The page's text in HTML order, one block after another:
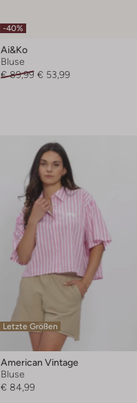
-40%
Ai&ko
Bluse
€ 89,99 € 53,99
Letzte Größen
American Vintage
Bluse
€ 84,99